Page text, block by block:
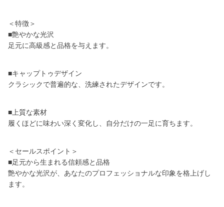
＜特徴＞
■艶やかな光沢
足元に高級感と品格を与えます。
■キャップトゥデザイン
クラシックで普遍的な、洗練されたデザインです。
■上質な素材
履くほどに味わい深く変化し、自分だけの一足に育ちます。
＜セールスポイント＞
■足元から生まれる信頼感と品格
艶やかな光沢が、あなたのプロフェッショナルな印象を格上げし
ます。